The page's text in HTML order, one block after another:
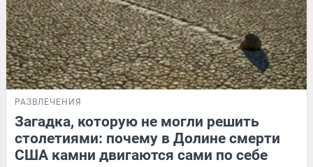
РАЗВЛЕЧЕНИЯ
Загадка, которую не могли решить
столетиями: почему в Долине смерти
США камни двигаются сами по себе